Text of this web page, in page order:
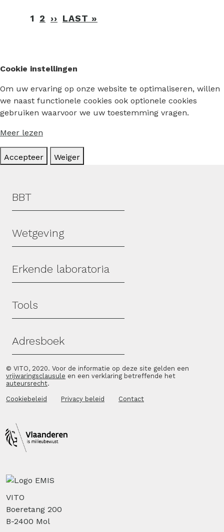
Paginering
1 2 ›› VOLGENDE
LAST »
Cookie instellingen
Om uw ervaring op onze website te optimaliseren, willen
we naast functionele cookies ook optionele cookies
gebruiken waarvoor we uw toestemming vragen.
Meer lezen
Accepteer Weiger
Hoofdmenu
BBT
Wetgeving
Erkende laboratoria
Tools
Adresboek
© VITO, 2020. Voor de informatie op deze site gelden een
vrijwaringsclausule en een verklaring betreffende het
auteursrecht.
Cookiebeleid Privacy beleid Contact
VITO
Boeretang 200
B-2400 Mol